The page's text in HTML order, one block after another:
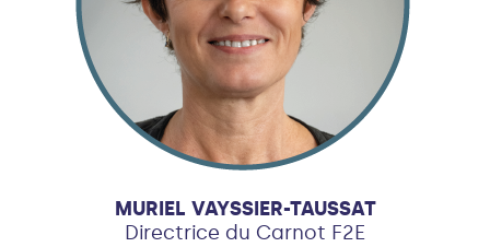
MURIEL VAYSSIER-TAUSSAT
Directrice du Carnot F2E